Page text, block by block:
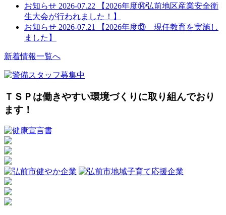
お知らせ 2026-07.22
【2026年度⑭弘前地区産業安全衛
生大会が行われました！】
お知らせ 2026-07.21
【2026年度⑬ 現任教育を実施し
ました】
新着情報一覧へ
ＴＳＰは働きやすい環境づくりに取り組んでおり
ます！